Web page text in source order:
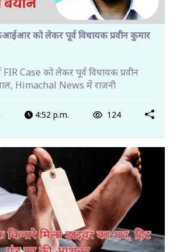
को लेकर पूर्व विधायक प्रवीन कुमार
FIR Case को लेकर पूर्व विधायक प्रवीन
Himachal News में राजनी
4:52 p.m. 124